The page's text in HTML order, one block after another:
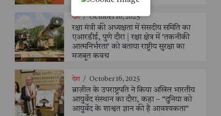
देश / October 16, 2025
रक्षा मंत्री की अध्यक्षता में संसदीय समिति का
एआरडीई, पुणे दौरा | रक्षा क्षेत्र में ‘तकनीकी
आत्मनिर्भरता’ को बताया राष्ट्रीय सुरक्षा का
मजबूत कवच
देश / October 16, 2025
ब्राज़ील के उपराष्ट्रपति ने किया अखिल भारतीय
आयुर्वेद संस्थान का दौरा, कहा – “दुनिया को
आयुर्वेद के शाश्वत ज्ञान की है आवश्यकता”